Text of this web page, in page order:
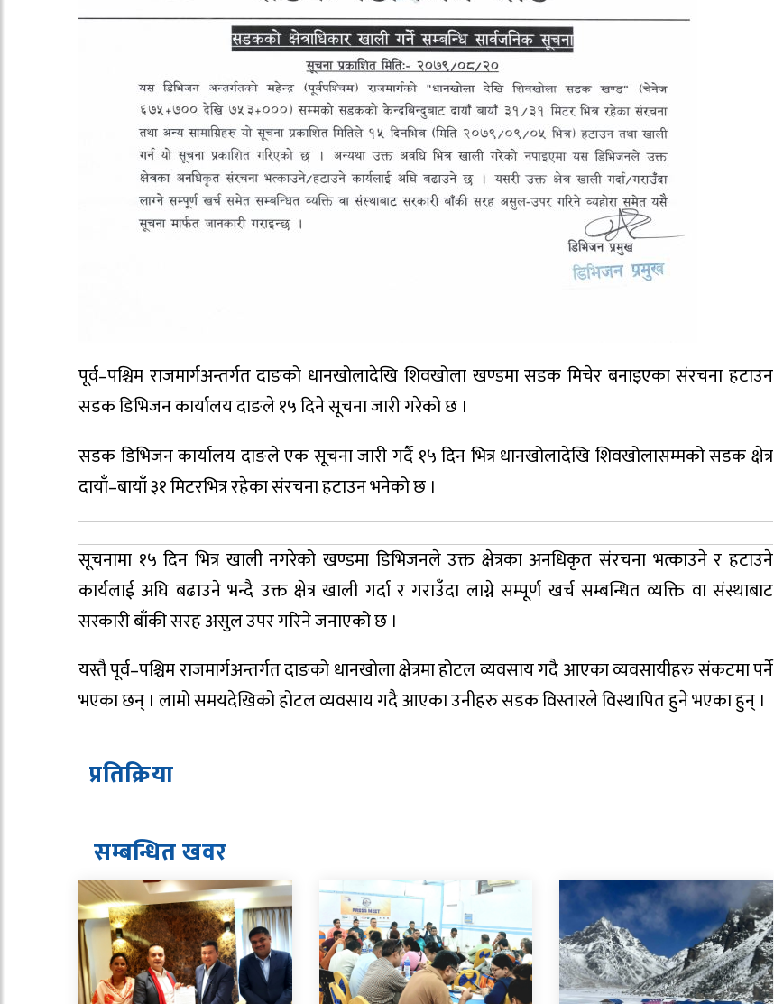
पूर्व–पश्चिम राजमार्गअन्तर्गत दाङको धानखोलादेखि शिवखोला खण्डमा सडक मिचेर बनाइएका संरचना हटाउन
सडक डिभिजन कार्यालय दाङले १५ दिने सूचना जारी गरेको छ ।
सडक डिभिजन कार्यालय दाङले एक सूचना जारी गर्दै १५ दिन भित्र धानखोलादेखि शिवखोलासम्मको सडक क्षेत्र
दायाँ–बायाँ ३१ मिटरभित्र रहेका संरचना हटाउन भनेको छ ।
सूचनामा १५ दिन भित्र खाली नगरेको खण्डमा डिभिजनले उक्त क्षेत्रका अनधिकृत संरचना भत्काउने र हटाउने
कार्यलाई अघि बढाउने भन्दै उक्त क्षेत्र खाली गर्दा र गराउँदा लाग्ने सम्पूर्ण खर्च सम्बन्धित व्यक्ति वा संस्थाबाट
सरकारी बाँकी सरह असुल उपर गरिने जनाएको छ ।
यस्तै पूर्व–पश्चिम राजमार्गअन्तर्गत दाङको धानखोला क्षेत्रमा होटल व्यवसाय गदै आएका व्यवसायीहरु संकटमा पर्ने
भएका छन् । लामो समयदेखिको होटल व्यवसाय गदै आएका उनीहरु सडक विस्तारले विस्थापित हुने भएका हुन् ।
प्रतिक्रिया
सम्बन्धित खवर